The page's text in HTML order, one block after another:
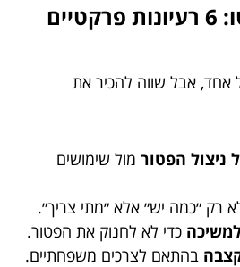
שדרוג קצבה נטו: 6 רעיונות פרקטיים
אחד, אבל שווה להכיר את
ניצול הפטור מול שימושים
רק ״כמה יש״ אלא ״מתי צריך״.
למשיכה כדי לא לחנוק את הפטור.
בהתאם לצרכים משפחתיים.